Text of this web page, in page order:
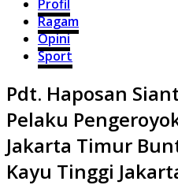
Profil
Ragam
Opini
Sport
Pdt. Haposan
Pelaku
Jakarta Timur
Kayu Tinggi